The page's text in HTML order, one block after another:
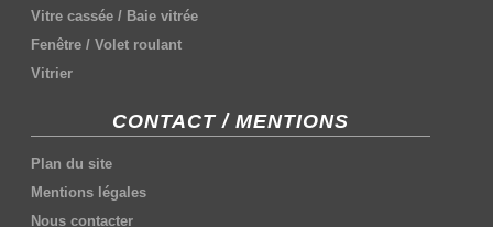
Vitre cassée / Baie vitrée
Fenêtre /Volet roulant
Vitrier
CONTACT / MENTIONS
Plan du site
Mentions légales
Nous contacter